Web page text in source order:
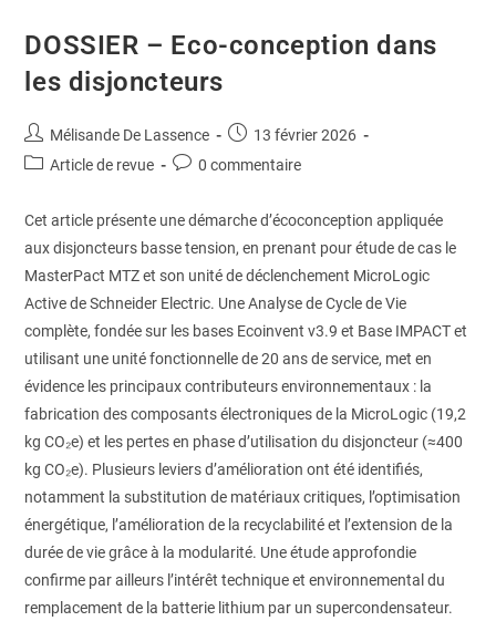
DOSSIER – Eco-conception dans
les disjoncteurs
Mélisande De Lassence
13 février 2026
Article de revue
0 commentaire
Cet article présente une démarche d’écoconception appliquée
aux disjoncteurs basse tension, en prenant pour étude de cas le
MasterPact MTZ et son unité de déclenchement MicroLogic
Active de Schneider Electric. Une Analyse de Cycle de Vie
complète, fondée sur les bases Ecoinvent v3.9 et Base IMPACT et
utilisant une unité fonctionnelle de 20 ans de service, met en
évidence les principaux contributeurs environnementaux : la
fabrication des composants électroniques de la MicroLogic (19,2
kg CO₂e) et les pertes en phase d’utilisation du disjoncteur (≈400
kg CO₂e). Plusieurs leviers d’amélioration ont été identifiés,
notamment la substitution de matériaux critiques, l’optimisation
énergétique, l’amélioration de la recyclabilité et l’extension de la
durée de vie grâce à la modularité. Une étude approfondie
confirme par ailleurs l’intérêt technique et environnemental du
remplacement de la batterie lithium par un supercondensateur.